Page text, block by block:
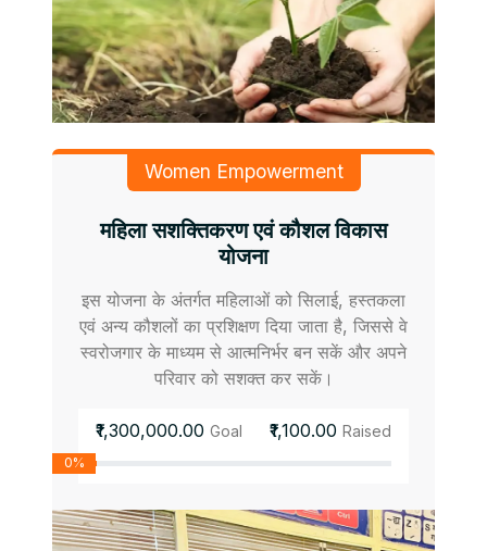
Women Empowerment
महिला सशक्तिकरण एवं कौशल विकास
योजना
इस योजना के अंतर्गत महिलाओं को सिलाई, हस्तकला
एवं अन्य कौशलों का प्रशिक्षण दिया जाता है, जिससे वे
स्वरोजगार के माध्यम से आत्मनिर्भर बन सकें और अपने
परिवार को सशक्त कर सकें।
₹1,300,000.00 Goal ₹1,100.00 Raised
0%